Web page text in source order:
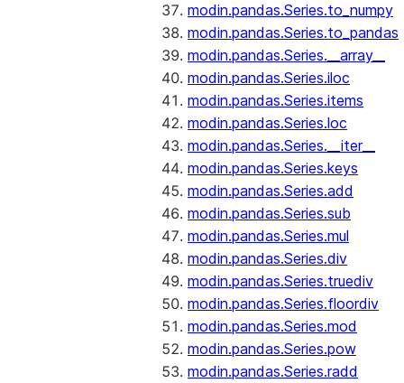
modin.pandas.Series.to_numpy
modin.pandas.Series.to_pandas
modin.pandas.Series.__array__
modin.pandas.Series.iloc
modin.pandas.Series.items
modin.pandas.Series.loc
modin.pandas.Series.__iter__
modin.pandas.Series.keys
modin.pandas.Series.add
modin.pandas.Series.sub
modin.pandas.Series.mul
modin.pandas.Series.div
modin.pandas.Series.truediv
modin.pandas.Series.floordiv
modin.pandas.Series.mod
modin.pandas.Series.pow
modin.pandas.Series.radd